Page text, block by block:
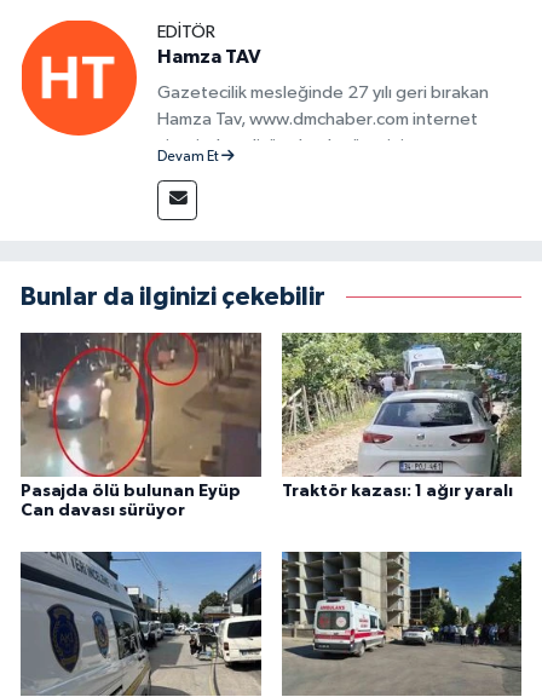
EDITÖR
Hamza TAV
Gazetecilik mesleğinde 27 yılı geri bırakan
Hamza Tav, www.dmchaber.com internet
sitesinde editör olarak görevini
Devam Et
Bunlar da ilginizi çekebilir
Pasajda ölü bulunan Eyüp
Can davası sürüyor
Traktör kazası: 1 ağır yaralı